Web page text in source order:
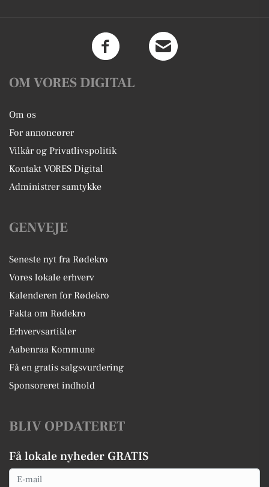
OM VORES DIGITAL
Om os
For annoncører
Vilkår og Privatlivspolitik
Kontakt VORES Digital
Administrer samtykke
GENVEJE
Seneste nyt fra Rødekro
Vores lokale erhverv
Kalenderen for Rødekro
Fakta om Rødekro
Erhvervsartikler
Aabenraa Kommune
Få en gratis salgsvurdering
Sponsoreret indhold
BLIV OPDATERET
Få lokale nyheder GRATIS
Email